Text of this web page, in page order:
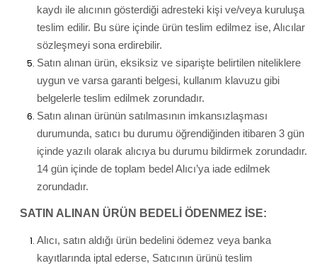
kaydı ile alıcının gösterdiği adresteki kişi ve/veya kuruluşa
teslim edilir. Bu süre içinde ürün teslim edilmez ise, Alıcılar
sözleşmeyi sona erdirebilir.
Satın alınan ürün, eksiksiz ve siparişte belirtilen niteliklere
uygun ve varsa garanti belgesi, kullanım klavuzu gibi
belgelerle teslim edilmek zorundadır.
Satın alınan ürünün satılmasının imkansızlaşması
durumunda, satıcı bu durumu öğrendiğinden itibaren 3 gün
içinde yazılı olarak alıcıya bu durumu bildirmek zorundadır.
14 gün içinde de toplam bedel Alıcı’ya iade edilmek
zorundadır.
SATIN ALINAN ÜRÜN BEDELİ ÖDENMEZ İSE:
Alıcı, satın aldığı ürün bedelini ödemez veya banka
kayıtlarında iptal ederse, Satıcının ürünü teslim